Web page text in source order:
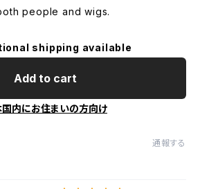
people and wigs.
shipping available
Add to cart
国内にお住まいの方向け
通報する